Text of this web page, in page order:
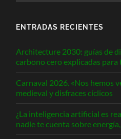
ENTRADAS RECIENTES
Architecture 2030: guías de
carbono cero explicadas para
Carnaval 2026. «Nos hemos
medieval y disfraces cíclicos
¿La inteligencia artificial es
nadie te cuenta sobre